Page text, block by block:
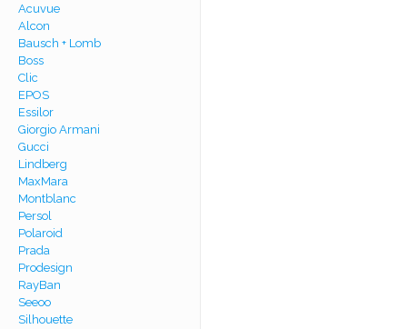
Acuvue
Alcon
Bausch + Lomb
Boss
Clic
EPOS
Essilor
Giorgio Armani
Gucci
Lindberg
MaxMara
Montblanc
Persol
Polaroid
Prada
Prodesign
RayBan
Seeoo
Silhouette